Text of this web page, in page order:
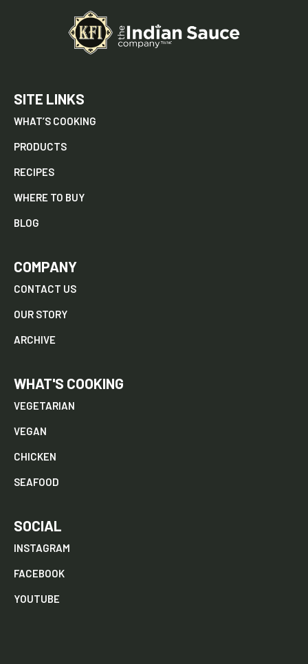
SITE LINKS
WHAT’S COOKING
PRODUCTS
RECIPES
WHERE TO BUY
BLOG
COMPANY
CONTACT US
OUR STORY
ARCHIVE
WHAT'S COOKING
VEGETARIAN
VEGAN
CHICKEN
SEAFOOD
SOCIAL
INSTAGRAM
FACEBOOK
YOUTUBE